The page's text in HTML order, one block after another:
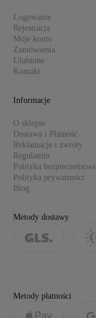
Logowanie
Rejestracja
Moje konto
Zamówienia
Ulubione
Kontakt
Informacje
O sklepie
Dostawa i Płatność
Reklamacje i zwroty
Regulamin
Polityka bezpieczeństwa
Polityka prywatności
Blog
Metody dostawy
Metody płatności